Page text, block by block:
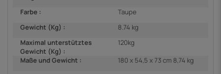
Farbe :
Taupe
Gewicht (Kg) :
8.74 kg
Maximal unterstütztes
Gewicht (Kg) :
120kg
Maße und Gewicht :
180 x 54,5 x 73 cm 8,74 kg